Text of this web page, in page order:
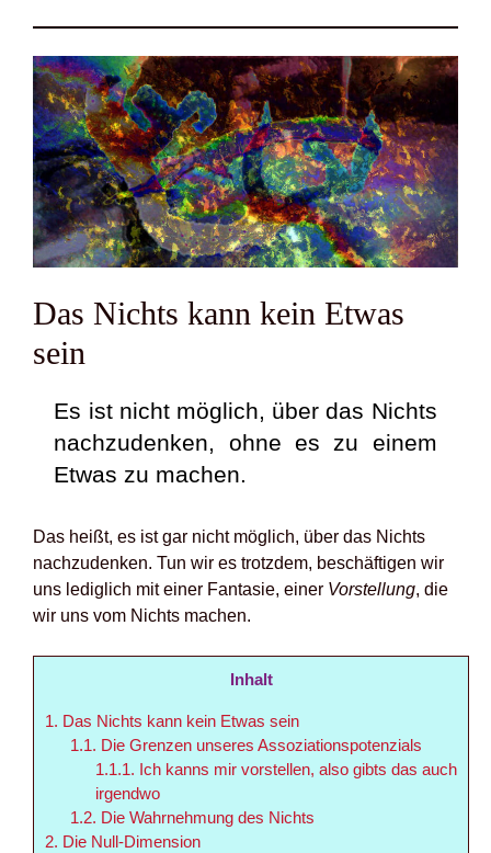
Das Nichts kann kein Etwas
sein
Es ist nicht mög­lich, über das Nichts
nach­zu­den­ken, ohne es zu einem
Etwas zu machen.
Das heißt, es ist gar nicht mög­lich, über das Nichts
nach­zu­den­ken. Tun wir es trotz­dem, beschäf­ti­gen wir
uns ledig­lich mit einer Fan­ta­sie, einer Vor­stel­lung, die
wir uns vom Nichts machen.
Inhalt
1. Das Nichts kann kein Etwas sein
1.1. Die Gren­zen unse­res Asso­zia­ti­ons­po­ten­zi­als
1.1.1. Ich kanns mir vor­stel­len, also gibts das auch
irgend­wo
1.2. Die Wahr­neh­mung des Nichts
2. Die Null-Dimen­si­on